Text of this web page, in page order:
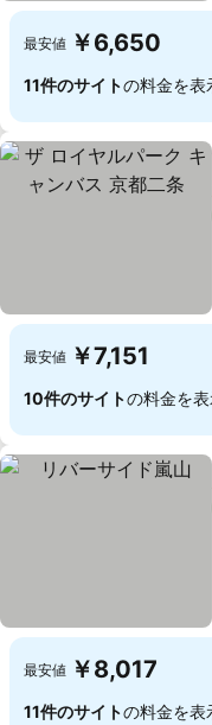
最安値 ￥6,650
11件のサイトの料金を表
最安値 ￥7,151
10件のサイトの料金を
最安値 ￥8,017
11件のサイトの料金を表